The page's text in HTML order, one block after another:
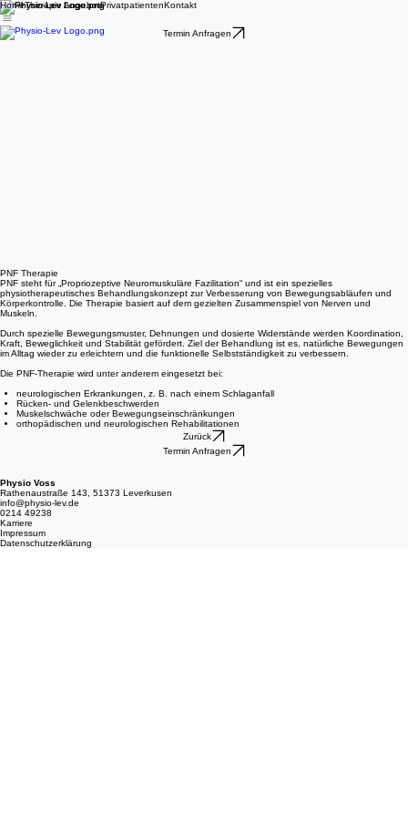
HomeTherapie AngebotPrivatpatientenKontakt
Termin Anfragen
PNF Therapie
PNF steht für „Propriozeptive Neuromuskuläre Fazilitation“ und ist ein spezielles
physiotherapeutisches Behandlungskonzept zur Verbesserung von Bewegungsabläufen und
Körperkontrolle. Die Therapie basiert auf dem gezielten Zusammenspiel von Nerven und
Muskeln.
Durch spezielle Bewegungsmuster, Dehnungen und dosierte Widerstände werden Koordination,
Kraft, Beweglichkeit und Stabilität gefördert. Ziel der Behandlung ist es, natürliche Bewegungen
im Alltag wieder zu erleichtern und die funktionelle Selbstständigkeit zu verbessern.
Die PNF-Therapie wird unter anderem eingesetzt bei:
neurologischen Erkrankungen, z. B. nach einem Schlaganfall
Rücken- und Gelenkbeschwerden
Muskelschwäche oder Bewegungseinschränkungen
orthopädischen und neurologischen Rehabilitationen
Zurück
Termin Anfragen
Physio Voss
Rathenaustraße 143, 51373 Leverkusen
info@physio-lev.de
0214 49238
Karriere
Impressum
Datenschutzerklärung